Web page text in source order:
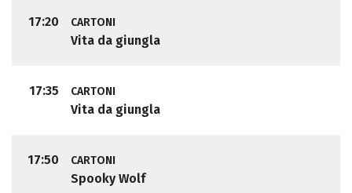
17:20 CARTONI
Vita da giungla
17:35 CARTONI
Vita da giungla
17:50 CARTONI
Spooky Wolf